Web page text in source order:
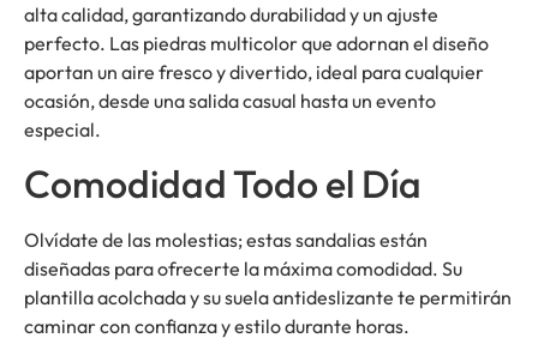
alta calidad, garantizando durabilidad y un ajuste
perfecto. Las piedras multicolor que adornan el diseño
aportan un aire fresco y divertido, ideal para cualquier
ocasión, desde una salida casual hasta un evento
especial.
Comodidad Todo el Día
Olvídate de las molestias; estas sandalias están
diseñadas para ofrecerte la máxima comodidad. Su
plantilla acolchada y su suela antideslizante te permitirán
caminar con confianza y estilo durante horas.